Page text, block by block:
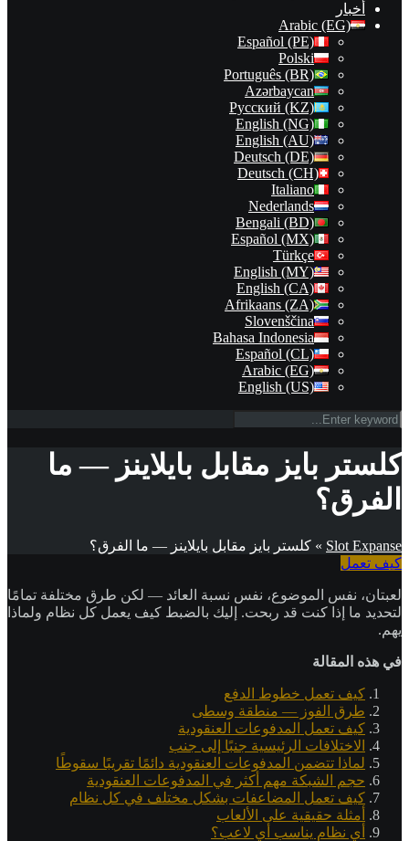
أخبار
Arabic (EG)
Español (PE)
Polski
Português (BR)
Azərbaycan
Русский (KZ)
English (NG)
English (AU)
Deutsch (DE)
Deutsch (CH)
Italiano
Nederlands
Bengali (BD)
Español (MX)
Türkçe
English (MY)
English (CA)
Afrikaans (ZA)
Slovenščina
Bahasa Indonesia
Español (CL)
Arabic (EG)
English (US)
كلستر بايز مقابل بايلاينز — ما
الفرق؟
Slot Expanse
» كلستر بايز مقابل بايلاينز — ما الفرق؟
كيف تعمل
لعبتان، نفس الموضوع، نفس نسبة العائد — لكن طرق مختلفة تمامًا
لتحديد ما إذا كنت قد ربحت. إليك بالضبط كيف يعمل كل نظام ولماذا
يهم.
في هذه المقالة
كيف تعمل خطوط الدفع
طرق الفوز — منطقة وسطى
كيف تعمل المدفوعات العنقودية
الاختلافات الرئيسية جنبًا إلى جنب
لماذا تتضمن المدفوعات العنقودية دائمًا تقريبًا سقوطًا
حجم الشبكة مهم أكثر في المدفوعات العنقودية
كيف تعمل المضاعفات بشكل مختلف في كل نظام
أمثلة حقيقية على الألعاب
أي نظام يناسب أي لاعب؟